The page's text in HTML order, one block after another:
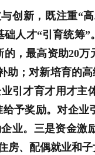
创新，既注重
人才“引育统筹
，最高资助20
助；对新培育的
引才育才用才
予奖励。对企
业。三是资金
房、配偶就业和